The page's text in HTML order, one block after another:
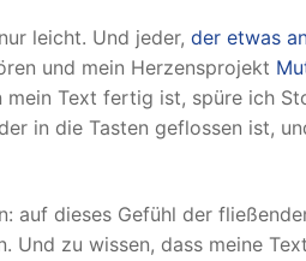
leicht. Und jeder, der etwas
und mein Herzensprojekt
mein Text fertig ist, spüre ich
in die Tasten geflossen ist,
auf dieses Gefühl der
zu wissen, dass meine